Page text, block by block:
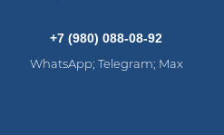
+7 (980) 088-08-92
WhatsApp; Telegram; Max